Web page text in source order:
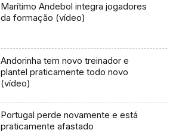
Marítimo Andebol integra jogadores
da formação (vídeo)
Andorinha tem novo treinador e
plantel praticamente todo novo
(vídeo)
Portugal perde novamente e está
praticamente afastado